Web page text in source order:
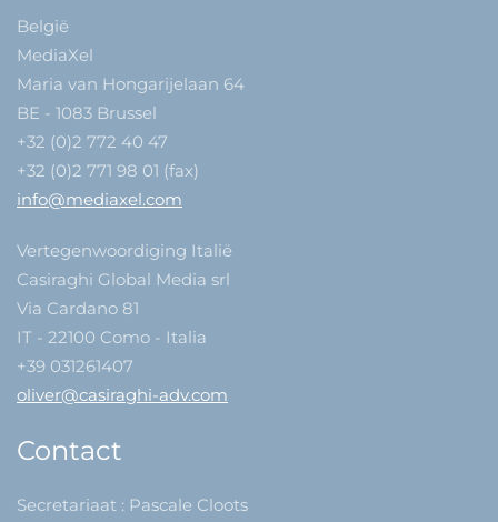
België
MediaXel
Maria van Hongarijelaan 64
BE - 1083 Brussel
+32 (0)2 772 40 47
+32 (0)2 771 98 01 (fax)
info@mediaxel.com
Vertegenwoordiging Italië
Casiraghi Global Media srl
Via Cardano 81
IT - 22100 Como - Italia
+39 031261407
oliver@casiraghi-adv.com
Contact
Secretariaat : Pascale Cloots